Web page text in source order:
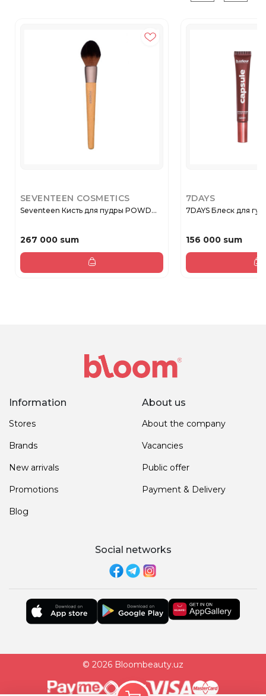
SEVENTEEN COSMETICS
Seventeen Кисть для пудры POWD...
267 000 sum
7DAYS
7DAYS Блеск для
156 000 sum
Information
Stores
Brands
New arrivals
Promotions
Blog
About us
About the company
Vacancies
Public offer
Payment & Delivery
Social networks
© 2026 Bloombeauty.uz